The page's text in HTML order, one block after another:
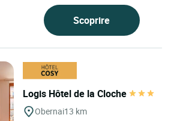
Scoprire
Logis Hôtel de la Cloche
Obernai13 km